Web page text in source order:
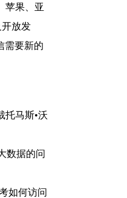
苹果、亚
放发
需要新的
托马斯•沃
数据的问
如何访问